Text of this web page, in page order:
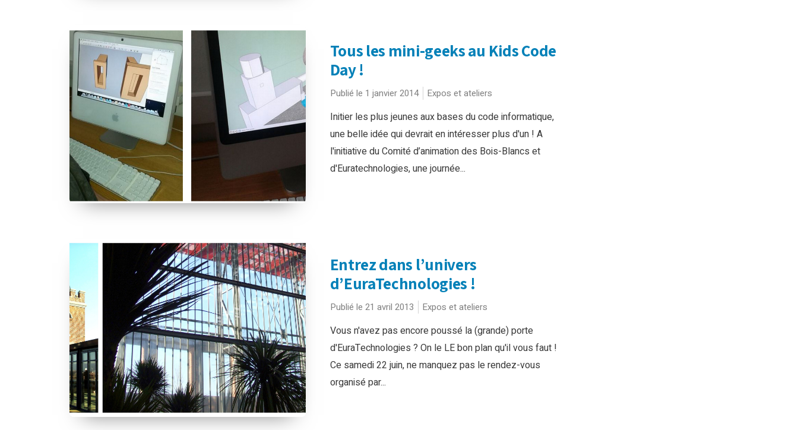
Tous les mini-geeks au Kids Code
Day !
Publié le 1 janvier 2014 Expos et ateliers
Initier les plus jeunes aux bases du code informatique,
une belle idée qui devrait en intéresser plus d'un ! A
l'initiative du Comité d’animation des Bois-Blancs et
d'Euratechnologies, une journée...
Entrez dans l’univers
d’EuraTechnologies !
Publié le 21 avril 2013 Expos et ateliers
Vous n'avez pas encore poussé la (grande) porte
d'EuraTechnologies ? On le LE bon plan qu'il vous faut !
Ce samedi 22 juin, ne manquez pas le rendez-vous
organisé par...